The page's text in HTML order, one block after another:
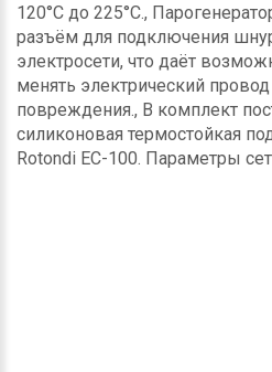
120°С до 225°С.,
разъём для подключения
электросети, что даёт
менять электрический
повреждения., В комплект
силиконовая термостойкая
Rotondi EC-100. Параметры